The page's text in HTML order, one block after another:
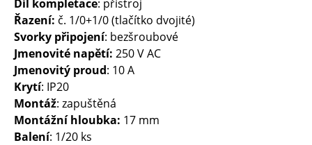
Díl kompletace: přístroj
Řazení: č. 1/0+1/0 (tlačítko dvojité)
Svorky připojení: bezšroubové
Jmenovité napětí: 250 V AC
Jmenovitý proud: 10 A
Krytí: IP20
Montáž: zapuštěná
Montážní hloubka: 17 mm
Balení: 1/20 ks